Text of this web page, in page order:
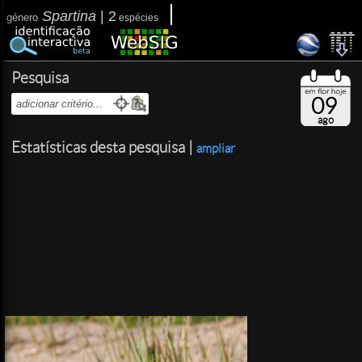
género Spartina 2 espécies
Pesquisa
Estatísticas desta pesquisa | ampliar
09
ago